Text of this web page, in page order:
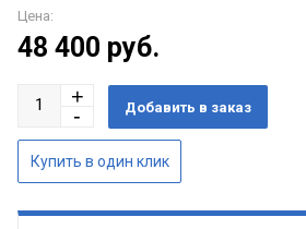
Цена:
48 400 руб.